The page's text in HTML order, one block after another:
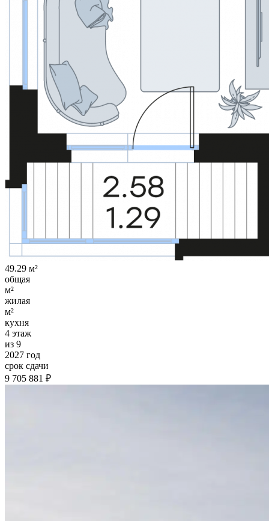
49.29 м²
общая
м²
жилая
м²
кухня
4 этаж
из 9
2027 год
срок сдачи
9 705 881 ₽